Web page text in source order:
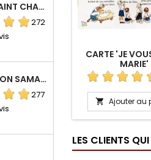
HUILE DE SAINT CHARBEL
272
HUILE DU BON SAMARITAIN
277
CARTE 'JE
MARIE'
 Ajouter au
LES CLIENTS